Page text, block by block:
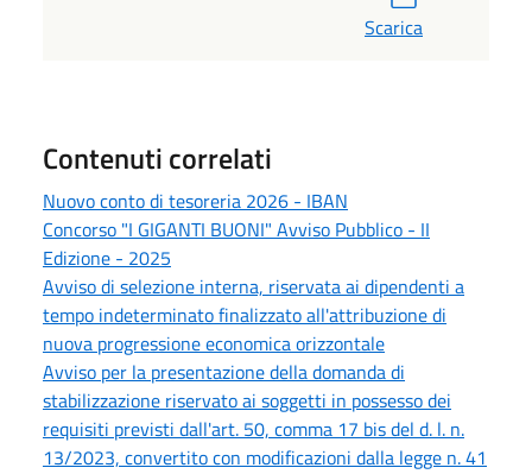
Scarica
Contenuti correlati
Nuovo conto di tesoreria 2026 - IBAN
Concorso "I GIGANTI BUONI" Avviso Pubblico - II
Edizione - 2025
Avviso di selezione interna, riservata ai dipendenti a
tempo indeterminato finalizzato all'attribuzione di
nuova progressione economica orizzontale
Avviso per la presentazione della domanda di
stabilizzazione riservato ai soggetti in possesso dei
requisiti previsti dall'art. 50, comma 17 bis del d. l. n.
13/2023, convertito con modificazioni dalla legge n. 41